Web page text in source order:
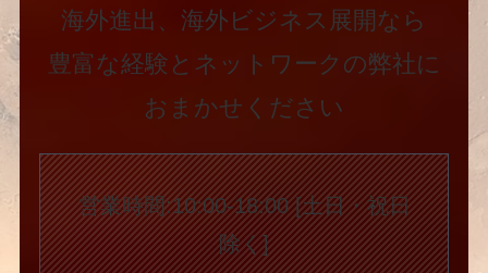
海外進出、海外ビジネス展開なら
豊富な経験とネットワークの弊社に
おまかせください
営業時間:10:00-18:00 [土日・祝日
除く]